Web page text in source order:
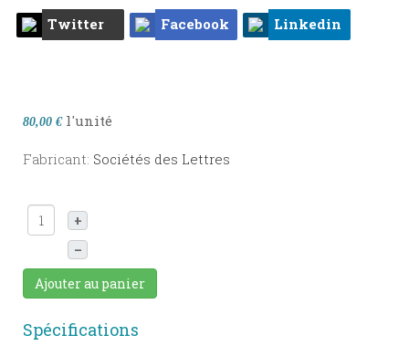
Twitter Facebook Linkedin
80,00 € l'unité
Fabricant: Sociétés des Lettres
+
–
Ajouter au panier
Spécifications